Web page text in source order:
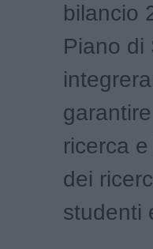
bilancio
Piano di
ricerca
dei
studenti